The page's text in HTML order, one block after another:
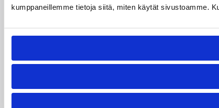
kumppaneillemme tietoja siitä, miten käytät sivustoamme.